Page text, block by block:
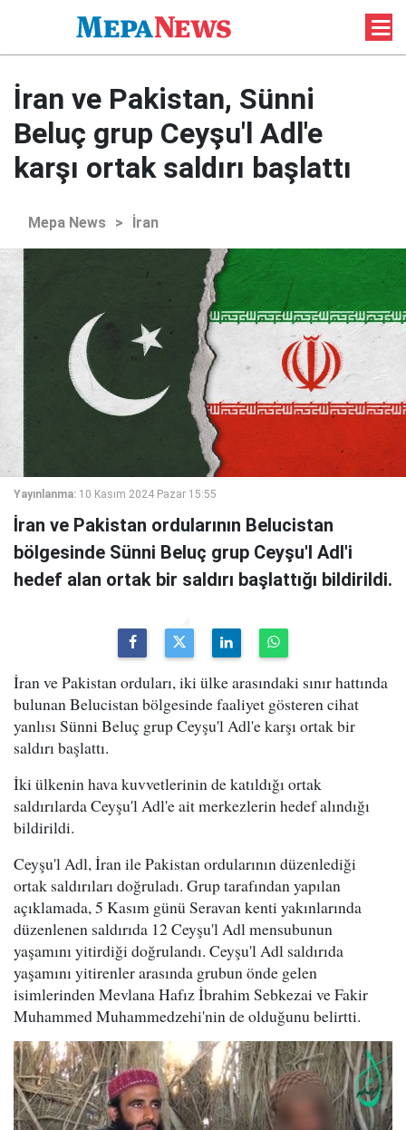
İran ve Pakistan, Sünni
Beluç grup Ceyşu'l Adl'e
karşı ortak saldırı başlattı
Mepa News > İran
Yayınlanma: 10 Kasım 2024 Pazar 15:55
İran ve Pakistan ordularının Belucistan
bölgesinde Sünni Beluç grup Ceyşu'l Adl'i
hedef alan ortak bir saldırı başlattığı bildirildi.
İran ve Pakistan orduları, iki ülke arasındaki sınır hattında
bulunan Belucistan bölgesinde faaliyet gösteren cihat
yanlısı Sünni Beluç grup Ceyşu'l Adl'e karşı ortak bir
saldırı başlattı.
İki ülkenin hava kuvvetlerinin de katıldığı ortak
saldırılarda Ceyşu'l Adl'e ait merkezlerin hedef alındığı
bildirildi.
Ceyşu'l Adl, İran ile Pakistan ordularının düzenlediği
ortak saldırıları doğruladı. Grup tarafından yapılan
açıklamada, 5 Kasım günü Seravan kenti yakınlarında
düzenlenen saldırıda 12 Ceyşu'l Adl mensubunun
yaşamını yitirdiği doğrulandı. Ceyşu'l Adl saldırıda
yaşamını yitirenler arasında grubun önde gelen
isimlerinden Mevlana Hafız İbrahim Sebkezai ve Fakir
Muhammed Muhammedzehi'nin de olduğunu belirtti.